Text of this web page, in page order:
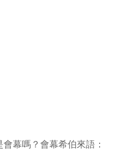
幕嗎？會幕希伯來語：